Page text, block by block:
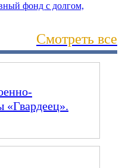
фонд с долгом,
Смотреть все
«Гвардеец».